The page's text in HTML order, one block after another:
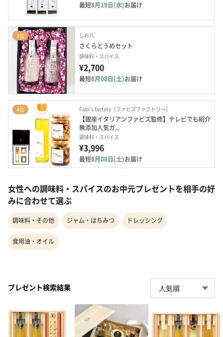
最短8月19日(水)お届け
3位 しお八
さくらとうめセット
調味料・スパイス
¥2,700
最短8月08日(土)お届け
4位 Fabi’s factory（ファビズファクトリー）
【銀座イタリアンファビズ監修】テレビでも紹介
無添加人気ガ...
調味料・スパイス
¥3,996
最短8月08日(土)お届け
女性への調味料・スパイスのお中元プレゼントを相手の好
みに合わせて選ぶ
調味料・その他 ジャム・はちみつ ドレッシング
食用油・オイル
プレゼント検索結果